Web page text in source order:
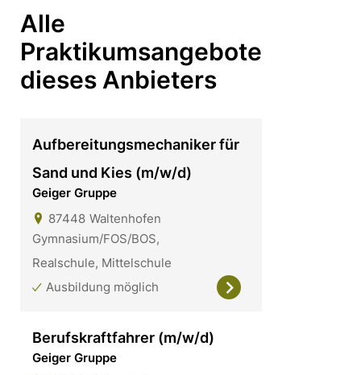
Alle
Praktikumsangebote
dieses Anbieters
Aufbereitungsmechaniker für
Sand und Kies (m/w/d)
Geiger Gruppe
87448 Waltenhofen
Gymnasium/FOS/BOS,
Realschule, Mittelschule
Ausbildung möglich
Berufskraftfahrer (m/w/d)
Geiger Gruppe